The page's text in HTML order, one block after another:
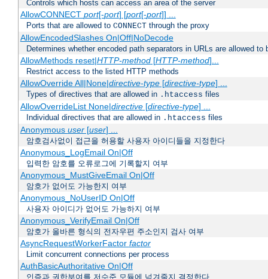
Controls which hosts can access an area of the server
AllowCONNECT port[-port] [port[-port]] ...
Ports that are allowed to CONNECT through the proxy
AllowEncodedSlashes On|Off|NoDecode
Determines whether encoded path separators in URLs are allowed to
AllowMethods reset|HTTP-method[HTTP-method]...
Restrict access to the listed HTTP methods
AllowOverride All|None|directive-type[directive-type] ...
Types of directives that are allowed in .htaccess files
AllowOverrideList None|directive[directive-type] ...
Individual directives that are allowed in .htaccess files
Anonymous user[user] ...
암호검사없이 접근을 허용할 사용자 아이디들을 지정한다
Anonymous_LogEmail On|Off
입력한 암호를 오류로그에 기록할지 여부
Anonymous_MustGiveEmail On|Off
암호가 없어도 가능한지 여부
Anonymous_NoUserID On|Off
사용자 아이디가 없어도 가능하지 여부
Anonymous_VerifyEmail On|Off
암호가 올바른 형식의 전자우편 주소인지 검사 여부
AsyncRequestWorkerFactor factor
Limit concurrent connections per process
AuthBasicAuthoritative On|Off
인증과 권한부여를 저수준 모듈에 넘겨줄지 결정한다